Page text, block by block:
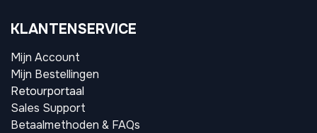
KLANTENSERVICE
Mijn Account
Mijn Bestellingen
Retourportaal
Sales Support
Betaalmethoden & FAQs